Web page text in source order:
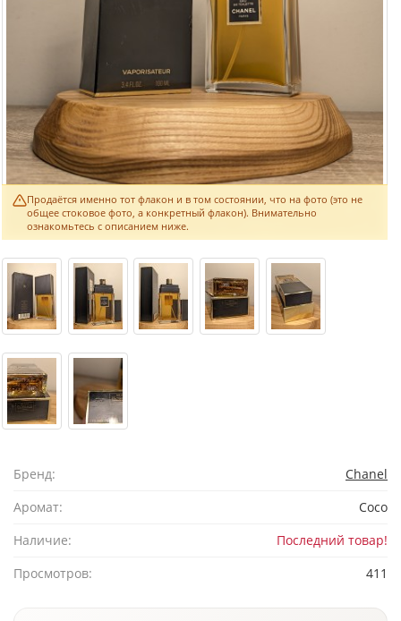
Продаётся именно тот флакон и в том состоянии, что на фото (это не
общее стоковое фото, а конкретный флакон). Внимательно
ознакомьтесь с описанием ниже.
Бренд:
Chanel
Аромат:
Coco
Наличие:
Последний товар!
Просмотров:
411